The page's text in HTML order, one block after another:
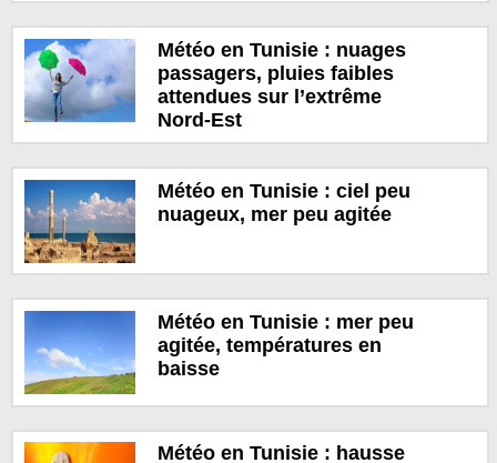
Météo en Tunisie : nuages
passagers, pluies faibles
attendues sur l’extrême
Nord-Est
Météo en Tunisie : ciel peu
nuageux, mer peu agitée
Météo en Tunisie : mer peu
agitée, températures en
baisse
Météo en Tunisie : hausse